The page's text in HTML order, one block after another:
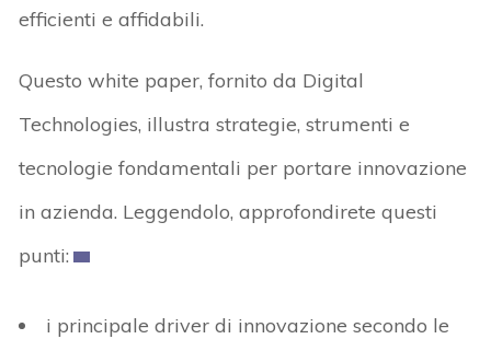
efficienti e affidabili.
Questo white paper, fornito da Digital
Technologies, illustra strategie, strumenti e
tecnologie fondamentali per portare innovazione
in azienda. Leggendolo, approfondirete questi
punti:
i principale driver di innovazione secondo le